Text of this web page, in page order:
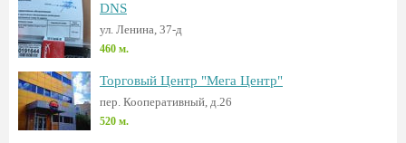
DNS
ул. Ленина, 37-д
460 м.
Торговый Центр "Мега Центр"
пер. Кооперативный, д.26
520 м.